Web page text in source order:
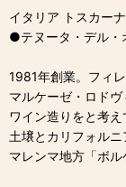
イタリア トスカー
●テヌータ・デル
1981年創業。フィ
マルケーゼ・ロド
ワイン造りをと考
土壌とカリフォル
マレンマ地方「ボル